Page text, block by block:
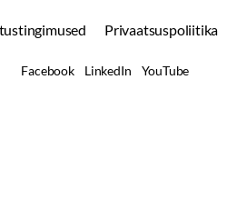
Privaatsuspoliitika
Facebook LinkedIn YouTube